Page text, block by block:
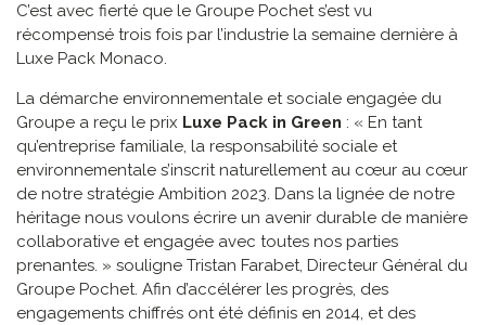
C’est avec fierté que le Groupe Pochet s’est vu
récompensé trois fois par l’industrie la semaine dernière à
Luxe Pack Monaco.
La démarche environnementale et sociale engagée du
Groupe a reçu le prix Luxe Pack in Green : « En tant
qu’entreprise familiale, la responsabilité sociale et
environnementale s’inscrit naturellement au cœur au cœur
de notre stratégie Ambition 2023. Dans la lignée de notre
héritage nous voulons écrire un avenir durable de manière
collaborative et engagée avec toutes nos parties
prenantes. » souligne Tristan Farabet, Directeur Général du
Groupe Pochet. Afin d’accélérer les progrès, des
engagements chiffrés ont été définis en 2014, et des